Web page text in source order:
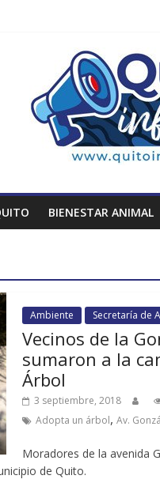
BIENESTAR ANIMAL
Ambiente Secretaría de
Vecinos de la
sumaron a la
Árbol
3 septiembre, 2018
Adopta un árbol, Av.
Moradores de la avenida
de Quito.